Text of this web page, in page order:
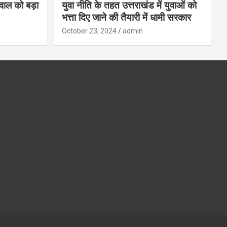
को बड़ा
युवा नीति के तहत उत्तराखंड में युवाओं को
भत्ता दिए जाने की तैयारी में धामी सरकार
October 23, 2024 admin